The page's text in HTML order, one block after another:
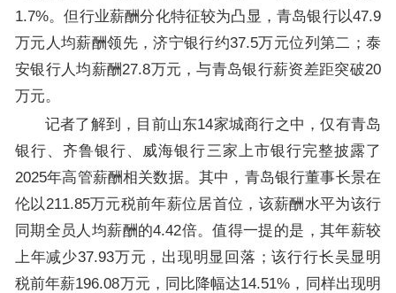
1.7%。但行业薪酬分化特征较为凸显，青岛银行以47.9
万元人均薪酬领先，济宁银行约37.5万元位列第二；泰
安银行人均薪酬27.8万元，与青岛银行薪资差距突破20
万元。
记者了解到，目前山东14家城商行之中，仅有青岛
银行、齐鲁银行、威海银行三家上市银行完整披露了
2025年高管薪酬相关数据。其中，青岛银行董事长景在
伦以211.85万元税前年薪位居首位，该薪酬水平为该行
同期全员人均薪酬的4.42倍。值得一提的是，其年薪较
上年减少37.93万元，出现明显回落；该行行长吴显明
税前年薪196.08万元，同比降幅达14.51%，同样出现明